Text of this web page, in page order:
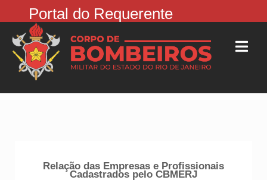
Portal do Requerente
Relação das Empresas e Profissionais
Cadastrados pelo CBMERJ